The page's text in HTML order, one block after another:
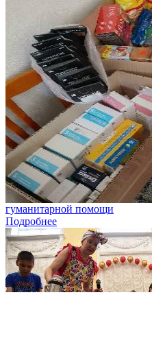
гуманитарной помощи
Подробнее